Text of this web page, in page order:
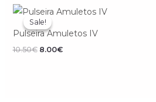
Sale!
Sale!
Pulseira Amuletos IV
10.50€
preço
original
era:
10.50€.
8.00€
preço
é:
8.00€.